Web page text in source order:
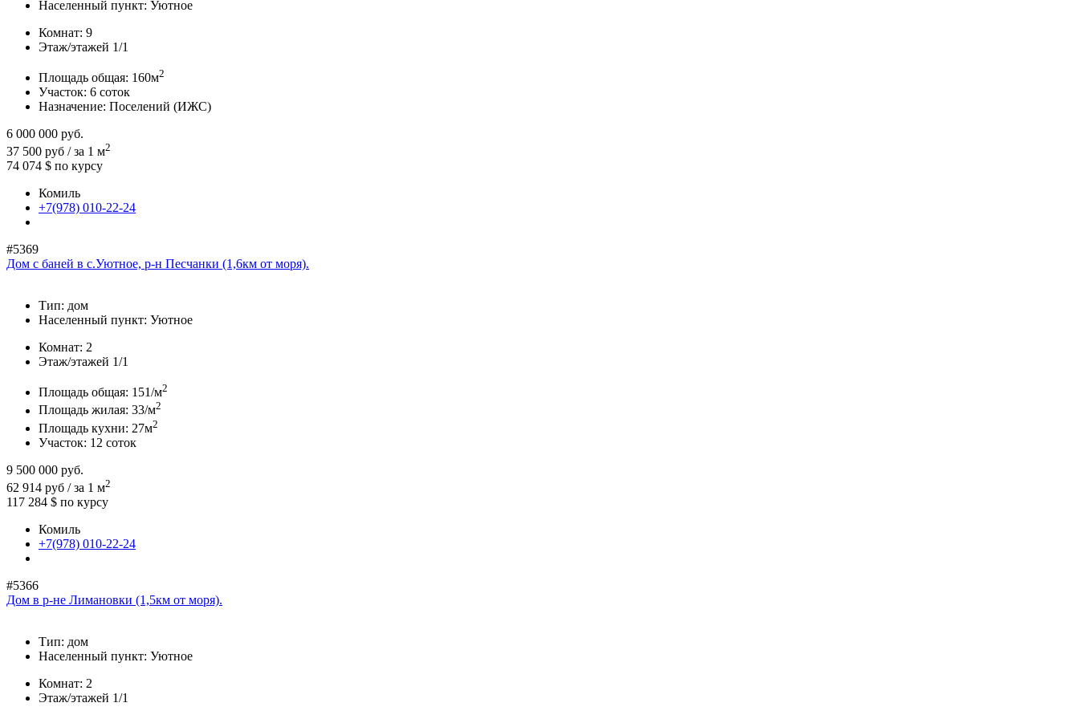
Населенный пункт: Уютное
Комнат: 9
Этаж/этажей 1/1
Площадь общая: 160м2
Участок: 6 соток
Назначение: Поселений (ИЖС)
6 000 000 руб.
37 500 руб / за 1 м2
74 074 $ по курсу
Комиль
+7(978) 010-22-24
#5369
Дом с баней в с.Уютное, р-н Песчанки (1,6км от моря).
Тип: дом
Населенный пункт: Уютное
Комнат: 2
Этаж/этажей 1/1
Площадь общая: 151/м2
Площадь жилая: 33/м2
Площадь кухни: 27м2
Участок: 12 соток
9 500 000 руб.
62 914 руб / за 1 м2
117 284 $ по курсу
Комиль
+7(978) 010-22-24
#5366
Дом в р-не Лимановки (1,5км от моря).
Тип: дом
Населенный пункт: Уютное
Комнат: 2
Этаж/этажей 1/1